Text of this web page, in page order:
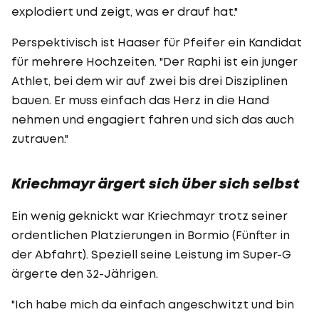
explodiert und zeigt, was er drauf hat."
Perspektivisch ist Haaser für Pfeifer ein Kandidat
für mehrere Hochzeiten. "Der Raphi ist ein junger
Athlet, bei dem wir auf zwei bis drei Disziplinen
bauen. Er muss einfach das Herz in die Hand
nehmen und engagiert fahren und sich das auch
zutrauen."
Kriechmayr ärgert sich über sich selbst
Ein wenig geknickt war Kriechmayr trotz seiner
ordentlichen Platzierungen in Bormio (Fünfter in
der Abfahrt). Speziell seine Leistung im Super-G
ärgerte den 32-Jährigen.
"Ich habe mich da einfach angeschwitzt und bin